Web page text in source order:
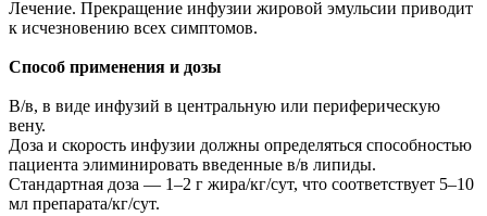
Лечение. Прекращение инфузии жировой эмульсии приводит
к исчезновению всех симптомов.
Способ применения и дозы
В/в, в виде инфузий в центральную или периферическую
вену.
Доза и скорость инфузии должны определяться способностью
пациента элиминировать введенные в/в липиды.
Стандартная доза — 1–2 г жира/кг/сут, что соответствует 5–10
мл препарата/кг/сут.